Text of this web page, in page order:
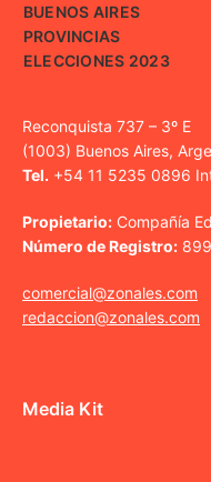
BUENOS AIRES
PROVINCIAS
ELECCIONES 2023
Reconquista 737 – 3º E
(1003) Buenos Aires,
Tel. +54 11 5235 0896
Propietario: Compañía
Número de Registro:
comercial@zonales.com
redaccion@zonales.com
Media Kit